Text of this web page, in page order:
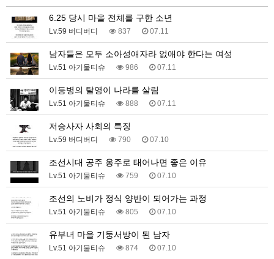
6.25 당시 마을 전체를 구한 소년
Lv.59 버디버디 837 07.11
남자들은 모두 소아성애자라 없애야 한다는 여성
Lv.51 아기물티슈 986 07.11
이등병의 탈영이 나라를 살림
Lv.51 아기물티슈 888 07.11
저승사자 사회의 특징
Lv.59 버디버디 790 07.10
조선시대 공주 옹주로 태어나면 좋은 이유
Lv.51 아기물티슈 759 07.10
조선의 노비가 정식 양반이 되어가는 과정
Lv.51 아기물티슈 805 07.10
유부녀 마을 기둥서방이 된 남자
Lv.51 아기물티슈 874 07.10